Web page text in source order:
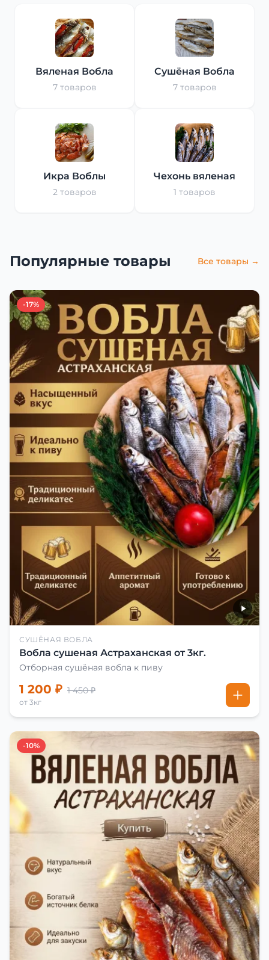
Вяленая Вобла
7 товаров
Сушёная Вобла
7 товаров
Икра Воблы
2 товаров
Чехонь вяленая
1 товаров
Популярные товары Все товары →
-17%
СУШЁНАЯ ВОБЛА
Вобла сушеная Астраханская от 3кг.
Отборная сушёная вобла к пиву
1 200 ₽ 1 450 ₽
от 3кг
-10%